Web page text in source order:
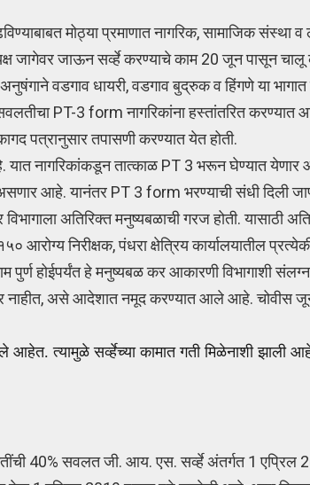
मोठ्या प्रमाणात नागरिक, सामाजिक संस्था व
जागेवर जाऊन सर्व्हे करण्याचे काम 20 जून पासून
वडगाव धायरी, वडगाव बुद्रुक व हिंगणे या भागात
PT-3 form नागरिकांना हस्तांतरित
पत्रानुसार तपासणी करण्यात येत होती.
यात नागरिकांकडून तात्काळ PT 3 भरून घेण्यात येणार
आहे. यानंतर PT 3 form भरण्याची संधी दिली
अतिरिक्त मनुष्यबळाची गरज होती. यासाठी
निरीक्षक, पंधरा क्षेत्रिय कार्यालयातील
होईपर्यंत हे मनुष्यबळ कर आकारणी विभागाशी संलग्न
नाहीत, असे आदेशात नमूद करण्यात आले आहे. चोवीस
त्यामुळे सर्व्हेच्या कामात गती मिळेनाशी झाली
40% सवलत जी. आय. एस. सर्व्हे अंतर्गत 1 एप्रिल